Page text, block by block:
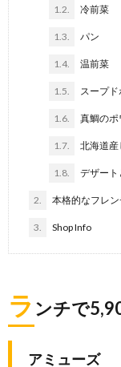
1.2. 冷前菜
1.3. パン
1.4. 温前菜
1.5. スープ
1.6. 真鯛の
1.7. 北海道産
1.8. デザート
2. 本格的なフレ
3. Shop Info
ラ ンチで
アミューズ